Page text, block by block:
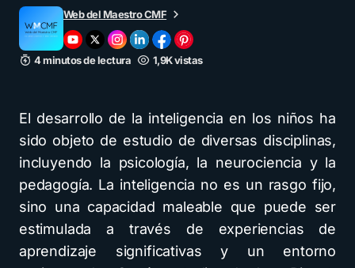
Web del Maestro CMF
4 minutos de lectura 1,9K vistas
El desarrollo de la inteligencia en los niños ha
sido objeto de estudio de diversas disciplinas,
incluyendo la psicología, la neurociencia y la
pedagogía. La inteligencia no es un rasgo fijo,
sino una capacidad maleable que puede ser
estimulada a través de experiencias de
aprendizaje significativas y un entorno